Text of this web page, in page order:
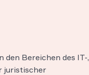
den Bereichen des IT-,
juristischer